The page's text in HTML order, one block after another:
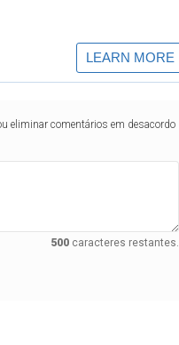
eliminar comentários em desacordo
500caracteres restantes.